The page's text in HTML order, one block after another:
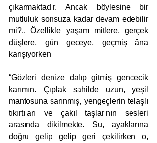
çıkarmaktadır. Ancak böylesine bir
mutluluk sonsuza kadar devam edebilir
mi?.. Özellikle yaşam mitlere, gerçek
düşlere, gün geceye, geçmiş âna
karışıyorken!
“Gözleri denize dalıp gitmiş gencecik
karımın. Çıplak sahilde uzun, yeşil
mantosuna sarınmış, yengeçlerin telaşlı
tıkırtıları ve çakıl taşlarının sesleri
arasında dikilmekte. Su, ayaklarına
doğru gelip gelip geri çekilirken o,